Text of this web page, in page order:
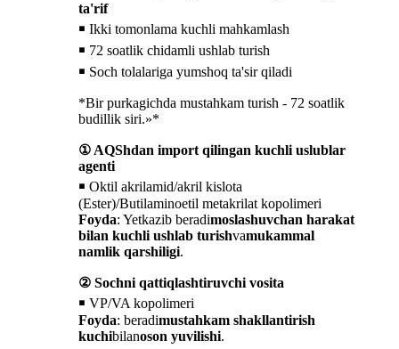
ta'rif
￭ Ikki tomonlama kuchli mahkamlash
￭ 72 soatlik chidamli ushlab turish
￭ Soch tolalariga yumshoq ta'sir qiladi
*Bir purkagichda mustahkam turish - 72 soatlik
budillik siri.»*
① AQShdan import qilingan kuchli uslublar
agenti
￭ Oktil akrilamid/akril kislota
(Ester)/Butilaminoetil metakrilat kopolimeri
Foyda: Yetkazib beradimoslashuvchan harakat
bilan kuchli ushlab turishvamukammal
namlik qarshiligi.
② Sochni qattiqlashtiruvchi vosita
￭ VP/VA kopolimeri
Foyda: beradimustahkam shakllantirish
kuchibilanoson yuvilishi.